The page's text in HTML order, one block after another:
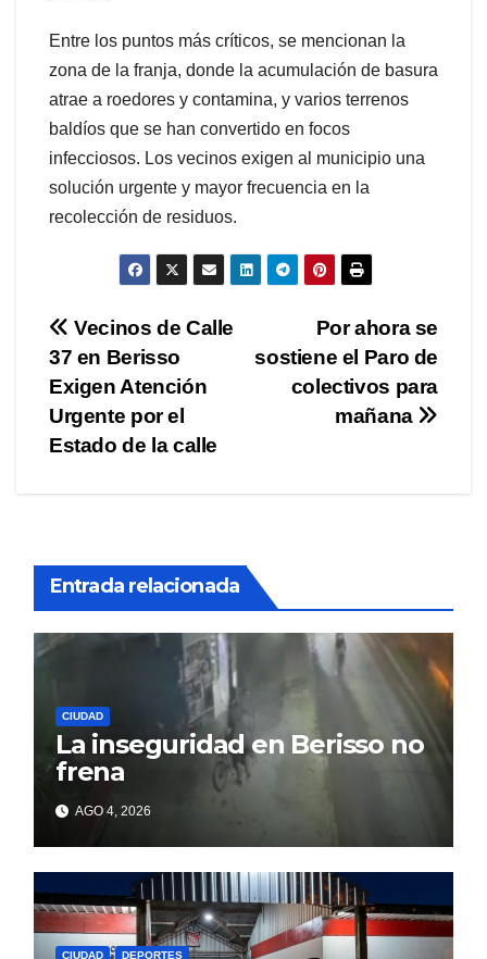
Entre los puntos más críticos, se mencionan la
zona de la franja, donde la acumulación de basura
atrae a roedores y contamina, y varios terrenos
baldíos que se han convertido en focos
infecciosos. Los vecinos exigen al municipio una
solución urgente y mayor frecuencia en la
recolección de residuos.
Navegación
de
entradas
Por ahora se
sostiene el Paro de
colectivos para
mañana
Vecinos de Calle
37 en Berisso
Exigen Atención
Urgente por el
Estado de la calle
Entrada relacionada
CIUDAD
La inseguridad en Berisso no
frena
AGO 4, 2026
CIUDAD DEPORTES